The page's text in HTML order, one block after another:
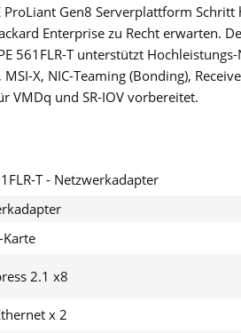
Gen8 Serverplattform
Enterprise zu Recht erwarten.
561FLR-T unterstützt
X, NIC-Teaming (Bonding),
VMDq und SR-IOV vorbereitet.
T - Netzwerkadapter
Karte
2.1 x8
x 2